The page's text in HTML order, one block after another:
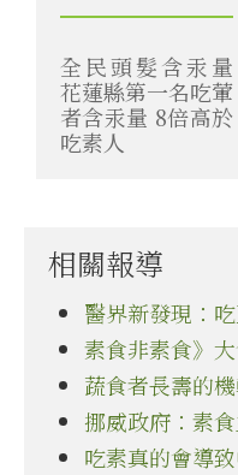
全民頭髮含汞量
花蓮縣第一名吃葷
者含汞量 8倍高於
吃素人
相關報導
醫界新發現：
素食非素食》
蔬食者長壽的
挪威政府：素
吃素真的會導